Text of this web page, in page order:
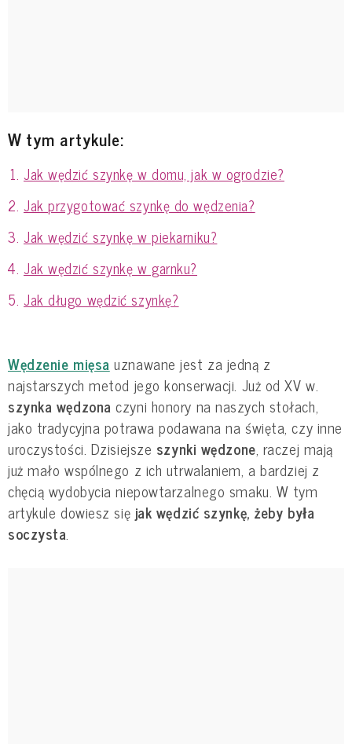
W tym artykule:
Jak wędzić szynkę w domu, jak w ogrodzie?
Jak przygotować szynkę do wędzenia?
Jak wędzić szynkę w piekarniku?
Jak wędzić szynkę w garnku?
Jak długo wędzić szynkę?
Wędzenie mięsa uznawane jest za jedną z
najstarszych metod jego konserwacji. Już od XV w.
szynka wędzona czyni honory na naszych stołach,
jako tradycyjna potrawa podawana na święta, czy inne
uroczystości. Dzisiejsze szynki wędzone, raczej mają
już mało wspólnego z ich utrwalaniem, a bardziej z
chęcią wydobycia niepowtarzalnego smaku. W tym
artykule dowiesz się jak wędzić szynkę, żeby była
soczysta.